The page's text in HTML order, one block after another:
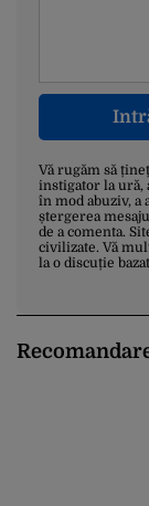
Vă rugăm să
instigator la ură,
în mod abuziv, a
ștergerea
de a comenta.
civilizate. Vă
la o discuție